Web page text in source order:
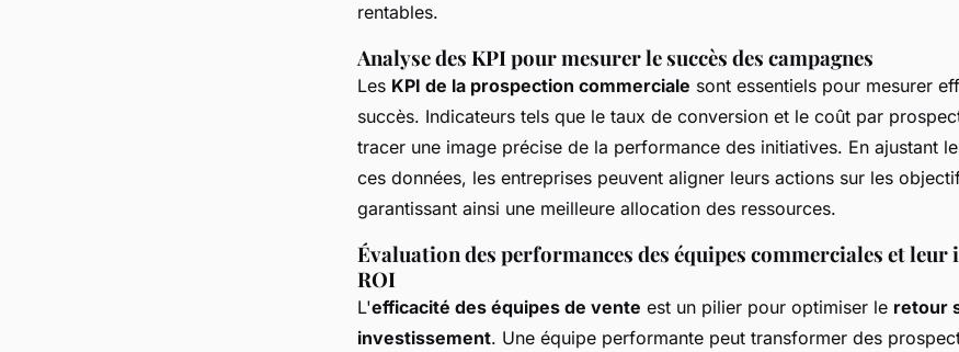
rentables.
Analyse des KPI pour mesurer le succès des campagnes
Les KPI de la prospection commerciale sont essentiels pour mesurer
succès. Indicateurs tels que le taux de conversion et le coût par
tracer une image précise de la performance des initiatives. En ajustant
ces données, les entreprises peuvent aligner leurs actions sur les
garantissant ainsi une meilleure allocation des ressources.
Évaluation des performances des équipes commerciales et leur
ROI
L'efficacité des équipes de vente est un pilier pour optimiser le retour
investissement. Une équipe performante peut transformer des